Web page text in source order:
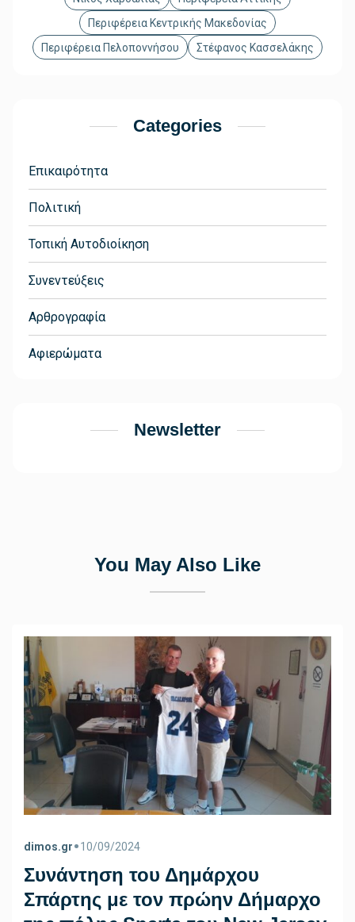
Περιφέρεια Κεντρικής Μακεδονίας
Περιφέρεια Πελοποννήσου
Στέφανος Κασσελάκης
Categories
Επικαιρότητα
Πολιτική
Τοπική Αυτοδιοίκηση
Συνεντεύξεις
Αρθρογραφία
Αφιερώματα
Newsletter
You May Also Like
dimos.gr•10/09/2024
Συνάντηση του Δημάρχου
Σπάρτης με τον πρώην Δήμαρχο